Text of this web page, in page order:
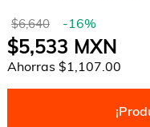
$6,640 -16%
$5,533 MXN
Ahorras $1,107.00